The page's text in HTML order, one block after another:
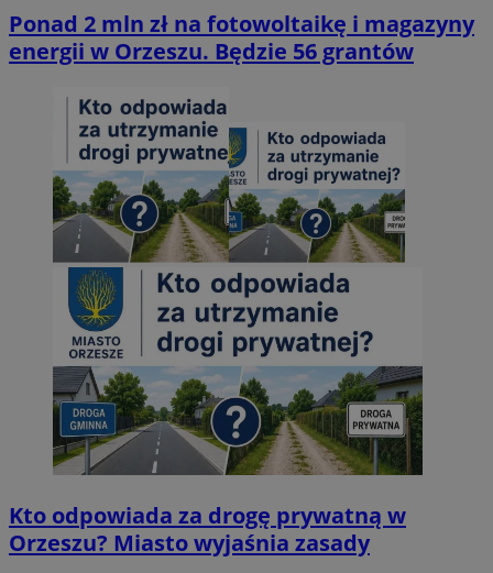
Ponad 2 mln zł na fotowoltaikę i magazyny
energii w Orzeszu. Będzie 56 grantów
Kto odpowiada za drogę prywatną w
Orzeszu? Miasto wyjaśnia zasady